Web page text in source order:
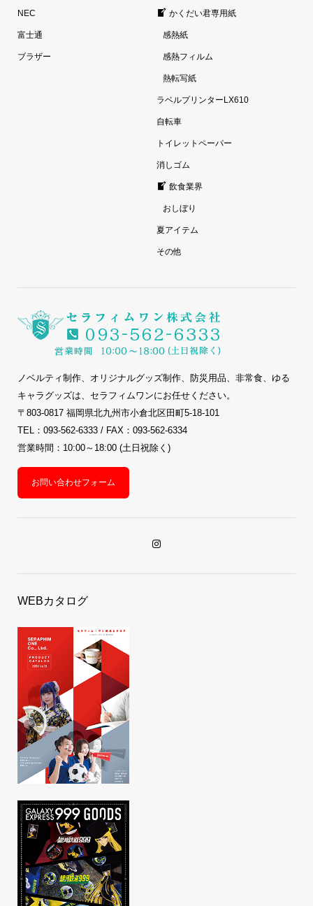
NEC
富士通
ブラザー
かくだい君専用紙
感熱紙
感熱フィルム
熱転写紙
ラベルプリンターLX610
自転車
トイレットペーパー
消しゴム
飲食業界
おしぼり
夏アイテム
その他
ノベルティ制作、オリジナルグッズ制作、防災用品、非常食、ゆる
キャラグッズは、セラフィムワンにお任せください。
〒803-0817 福岡県北九州市小倉北区田町5-18-101
TEL：093-562-6333 / FAX：093-562-6334
営業時間：10:00～18:00 (土日祝除く)
お問い合わせフォーム
WEBカタログ